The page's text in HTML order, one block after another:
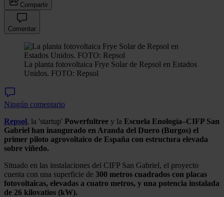
Compartir
Comentar
La planta fotovoltaica Frye Solar de Repsol en Estados
Unidos. FOTO: Repsol
Ningún comentario
Repsol, la 'startup' Powerfultree y la Escuela Enología–CIFP San
Gabriel han inaugurado en Aranda del Duero (Burgos) el
primer piloto agrovoltaico de España con estructura elevada
sobre viñedo.
Situado en las instalaciones del CIFP San Gabriel, el proyecto
cuenta con una superficie de 300 metros cuadrados con placas
fotovoltaicas, elevadas a cuatro metros, y una potencia instalada
de 26 kilovatios (kW).